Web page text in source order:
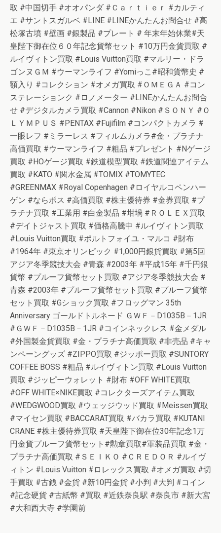
取 #中国切手 #オオパンダ #Ｃａｒｔｉｅｒ #カルティ
エ #サントスガルベ #LINE #LINEかんたんお問合せ #高
松塚古墳 #壁画 #銀製品 #プレート # 年末年始休業#天
皇陛下御在位６０年記念貨幣セット #10万円金貨買取 #
ルイヴィトン買取 #Louis Vuitton買取 #マルリー・ドラ
ゴンヌＧＭ #ウーマンライフ #Yomiっこ#昭和貨幣史 #
額入り #コレクション #オメガ買取 #ＯＭＥＧＡ #コン
ステレーションク #ロノメーター #LINEかんたんお問合
せ #デジタルカメラ買取 #Cannon #Nikon #ＳＯＮＹ #Ｏ
ＬＹＭＰＵＳ #PENTAX #Fujifilm #コンパクトカメラ #
一眼レフ #ミラーレス #フィルムカメラ#金・プラチナ
高価買取 #ウーマンライフ #粗品 #プレゼント #Nゲージ
買取 #HOゲージ買取 #鉄道模型買取 #鉄道関連アイテム
買取 #KATO #関水金属 #TOMIX #TOMYTEC
#GREENMAX #Royal Copenhagen #ロイヤルコペンハー
ゲン #ならポス #高価買取 #株主優待券 #金券買取 #プ
ラチナ買取 #工業用 #白金製品 #坩堝 #ＲＯＬＥＸ買取
#デイトジャスト買取 #価格高騰中 #ルイヴィトン買取
#Louis Vuitton買取 #ポルトフォイユ・マルコ #財布
#1964年 #東京オリンピック #1,000円銀貨買取 #第5回
アジア冬季競技大会 #青森 #2003年 #平成15年 #千円銀
貨幣 #プルーフ貨幣セット買取 #アジア冬季競技大会 #
青森 #2003年 #プルーフ貨幣セット買取 #プルーフ貨幣
セット買取 #Gショック買取 #フロッグマン 35th
Anniversary ゴールドトルネード ＧＷＦ－D1035B－1JR
#ＧＷＦ－D1035B－1JR #コインネックレス #金メダル
#外国製金貨買取 #金・プラチナ高価買取 #非売品 #キャ
ンペーングッズ #ZIPPO買取 #ジッポー買取 #SUNTORY
COFFEE BOSS #粗品 #ルイヴィトン買取 #Louis Vuitton
買取 #ジッピーウォレット #財布 #OFF WHITE買取
#OFF WHITE×NIKE買取 #コレクターズアイテム買取
#WEDGWOOD買取 #ウェッジウッド買取 #Meissen買取
#マイセン買取 #BACCARAT買取 #バカラ買取 #KUTANI
CRANE #株主優待券買取 #天皇陛下御在位30年記念1万
円金貨プルーフ貨幣セット#勲章買取#軍装品買取 #金・
プラチナ高価買取 #ＳＥＩＫＯ #ＣＲＥＤＯＲ #ルイヴ
ィトン #Louis Vuitton #ロレックス買取 #オメガ買取 #切
手買取 #古銭 #金貨 #新10円金貨 #小判 #大判 #コイン
#記念硬貨 #古紙幣 #買取 #近鉄奈良駅 #奈良市 #新大宮
#大和西大寺 #学園前